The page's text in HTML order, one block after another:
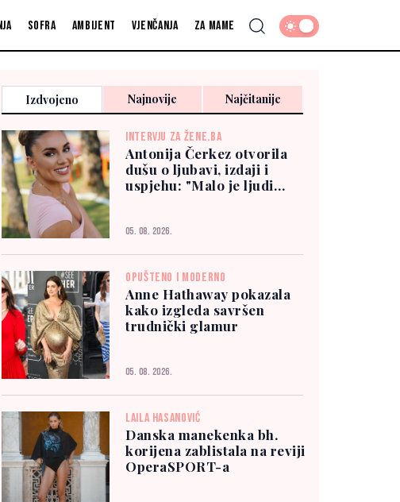
Sofra Ambijent Vjenčanja Za mame
Izdvojeno Najnovije Najčitanije
INTERVJU ZA ŽENE.BA
Antonija Čerkez otvorila
dušu o ljubavi, izdaji i
uspjehu: "Malo je ljudi
05. 08. 2026.
OPUŠTENO I MODERNO
Anne Hathaway pokazala
kako izgleda savršen
trudnički glamur
05. 08. 2026.
LAILA HASANOVIĆ
Danska manekenka bh.
korijena zablistala na reviji
OperaSPORT-a